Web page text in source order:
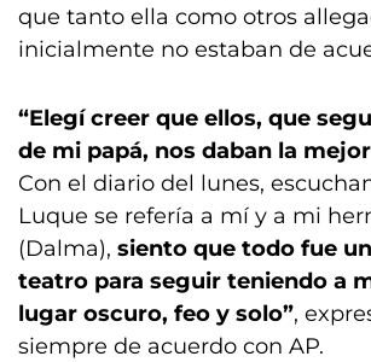
que tanto ella como otros
inicialmente no estaban de
“Elegí creer que ellos, que
de mi papá, nos daban la
Con el diario del lunes,
Luque se refería a mí y a mi
(Dalma), siento que todo fue
teatro para seguir teniendo a
lugar oscuro, feo y solo”,
siempre de acuerdo con AP.